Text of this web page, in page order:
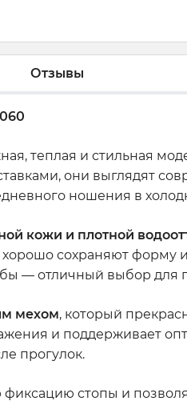
Отзывы
теплая и стильная
они выглядят
ношения в
кожи и плотной
хорошо сохраняют
— отличный выбор для
мехом, который
и поддерживает
прогулок.
стопы и